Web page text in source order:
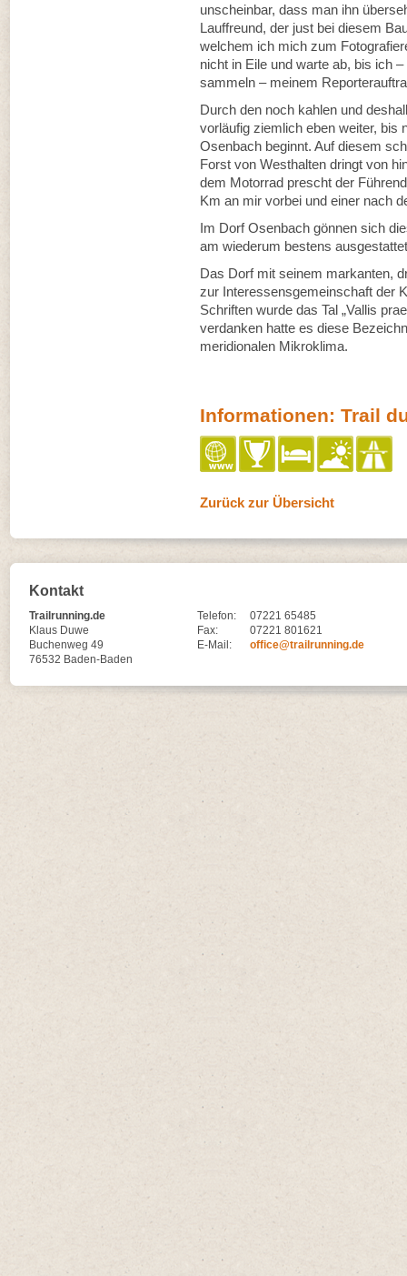
unscheinbar, dass man ihn
Lauffreund, der just bei diesem
welchem ich mich zum
nicht in Eile und warte ab, bis ich
sammeln – meinem
Durch den noch kahlen und
vorläufig ziemlich eben weiter, bis
Osenbach beginnt. Auf diesem
Forst von Westhalten dringt von
dem Motorrad prescht der
Km an mir vorbei und einer nach
Im Dorf Osenbach gönnen sich
am wiederum bestens
Das Dorf mit seinem markanten,
zur Interessensgemeinschaft der
Schriften wurde das Tal „Vallis
verdanken hatte es diese
meridionalen Mikroklima.
Informationen: Trail
Zurück zur Übersicht
Kontakt
Trailrunning.de
Klaus Duwe
Buchenweg 49
76532 Baden-Baden
Telefon:
07221 65485
Fax:
07221 801621
E-Mail:
office@trailrunning.de